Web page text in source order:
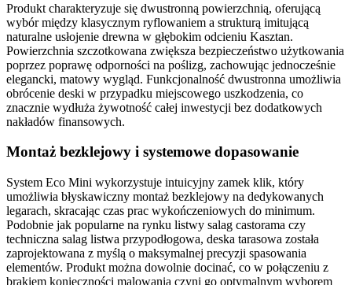
Produkt charakteryzuje się dwustronną powierzchnią, oferującą
wybór między klasycznym ryflowaniem a strukturą imitującą
naturalne usłojenie drewna w głębokim odcieniu Kasztan.
Powierzchnia szczotkowana zwiększa bezpieczeństwo użytkowania
poprzez poprawę odporności na poślizg, zachowując jednocześnie
elegancki, matowy wygląd. Funkcjonalność dwustronna umożliwia
obrócenie deski w przypadku miejscowego uszkodzenia, co
znacznie wydłuża żywotność całej inwestycji bez dodatkowych
nakładów finansowych.
Montaż bezklejowy i systemowe dopasowanie
System Eco Mini wykorzystuje intuicyjny zamek klik, który
umożliwia błyskawiczny montaż bezklejowy na dedykowanych
legarach, skracając czas prac wykończeniowych do minimum.
Podobnie jak popularne na rynku listwy salag castorama czy
techniczna salag listwa przypodłogowa, deska tarasowa została
zaprojektowana z myślą o maksymalnej precyzji spasowania
elementów. Produkt można dowolnie docinać, co w połączeniu z
brakiem konieczności malowania czyni go optymalnym wyborem